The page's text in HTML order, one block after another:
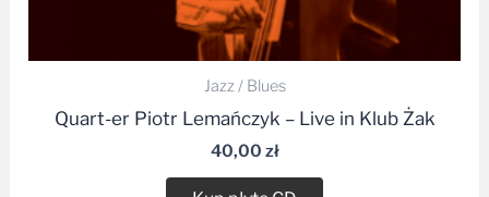
Jazz / Blues
Quart-er Piotr Lemańczyk – Live in Klub Żak
40,00 zł